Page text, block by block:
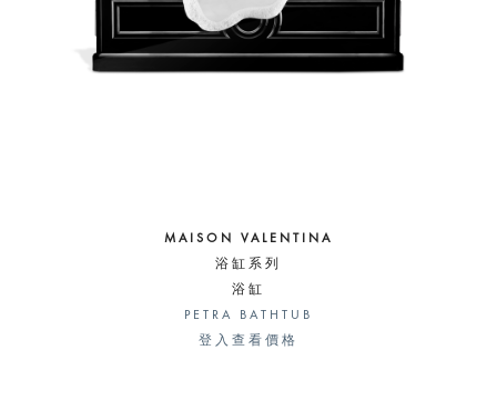
MAISON VALENTINA
浴缸系列
浴缸
PETRA BATHTUB
登入查看價格